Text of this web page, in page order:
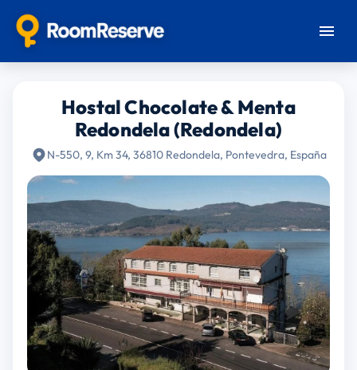
Hostal Chocolate & Menta
Redondela (Redondela)
N-550, 9, Km 34, 36810 Redondela, Pontevedra, España